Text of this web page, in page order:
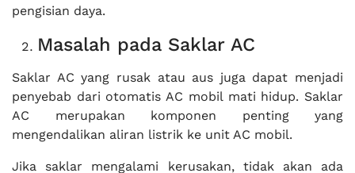
pengisian daya.
Masalah pada Saklar AC
Saklar AC yang rusak atau aus juga dapat menjadi
penyebab dari otomatis AC mobil mati hidup. Saklar
AC merupakan komponen penting yang
mengendalikan aliran listrik ke unit AC mobil.
Jika saklar mengalami kerusakan, tidak akan ada